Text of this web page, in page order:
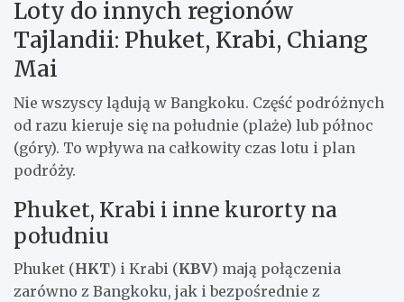
Loty do innych regionów
Tajlandii: Phuket, Krabi, Chiang
Mai
Nie wszyscy lądują w Bangkoku. Część podróżnych
od razu kieruje się na południe (plaże) lub północ
(góry). To wpływa na całkowity czas lotu i plan
podróży.
Phuket, Krabi i inne kurorty na
południu
Phuket (HKT) i Krabi (KBV) mają połączenia
zarówno z Bangkoku, jak i bezpośrednie z